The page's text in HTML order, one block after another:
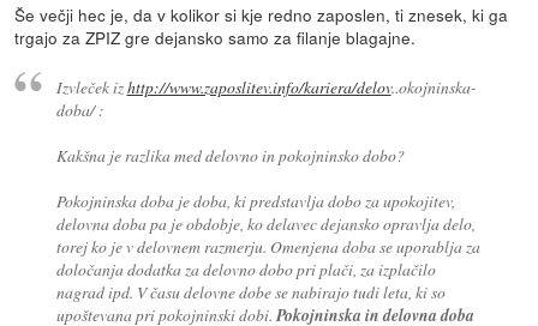
Še večji hec je, da v kolikor si kje redno zaposlen, ti znesek, ki ga
trgajo za ZPIZ gre dejansko samo za filanje blagajne.
Izvleček izhttp://www.zaposlitev.info/kariera/delov..okojninska-
doba/ :
Kakšna je razlika med delovno in pokojninsko dobo?
Pokojninska doba je doba, ki predstavlja dobo za upokojitev,
delovna doba pa je obdobje, ko delavec dejansko opravlja delo,
torej ko je v delovnem razmerju. Omenjena doba se uporablja za
določanja dodatka za delovno dobo pri plači, za izplačilo
nagrad ipd. V času delovne dobe se nabirajo tudi leta, ki so
upoštevana pri pokojninski dobi. Pokojninska in delovna doba